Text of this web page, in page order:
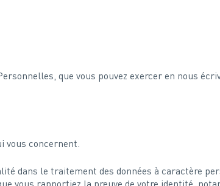
que vous pouvez exercer en nous
vous concernent.
dans le traitement des données à caractère
vous rapportiez la preuve de votre identité,